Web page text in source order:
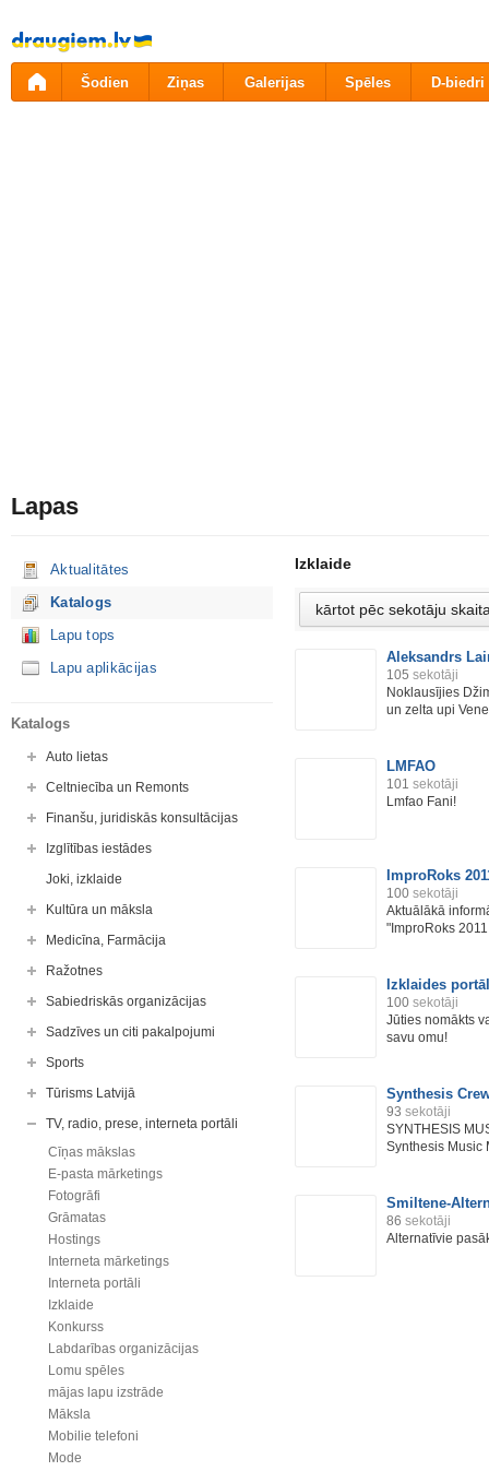
Pāriet
uz
saturu
Šodien Ziņas Galerijas Spēles D-biedri
Lapas
Aktualitātes
Katalogs
Lapu tops
Lapu aplikācijas
Katalogs
Auto lietas
Celtniecība un Remonts
Finanšu, juridiskās konsultācijas
Izglītības iestādes
Joki, izklaide
Kultūra un māksla
Medicīna, Farmācija
Ražotnes
Sabiedriskās organizācijas
Sadzīves un citi pakalpojumi
Sports
Tūrisms Latvijā
TV, radio, prese, interneta portāli
Cīņas mākslas
E-pasta mārketings
Fotogrāfi
Grāmatas
Hostings
Interneta mārketings
Interneta portāli
Izklaide
Konkurss
Labdarības organizācijas
Lomu spēles
mājas lapu izstrāde
Māksla
Mobilie telefoni
Mode
Izklaide
Aleksandrs
105 sekotāji
Noklausījies
un zelta upi
LMFAO
101 sekotāji
Lmfao Fani!
ImproRoks
100 sekotāji
Aktuālākā
"ImproRoks
Izklaides
100 sekotāji
Jūties nomākts
savu omu!
Synthesis
93 sekotāji
SYNTHESIS
Synthesis Music
Smiltene-
86 sekotāji
Alternatīvie